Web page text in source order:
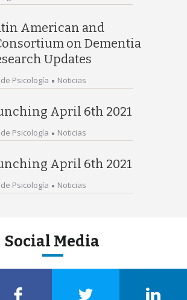
American and
on Dementia
Updates
Psicología Noticias
April 6th 2021
Psicología Noticias
April 6th 2021
Psicología Noticias
Social Media